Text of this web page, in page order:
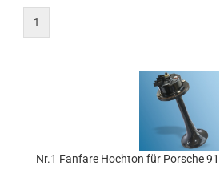
1
Nr.1 Fanfare Hochton für Porsche